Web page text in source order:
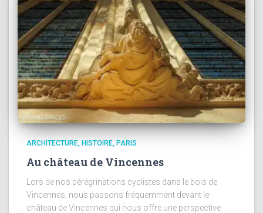
ARCHITECTURE HISTOIRE PARIS
Au château de Vincennes
Lors de nos pérégrinations cyclistes dans le bois de
Vincennes, nous passons fréquemment devant le
château de Vincennes qui nous offre une perspective